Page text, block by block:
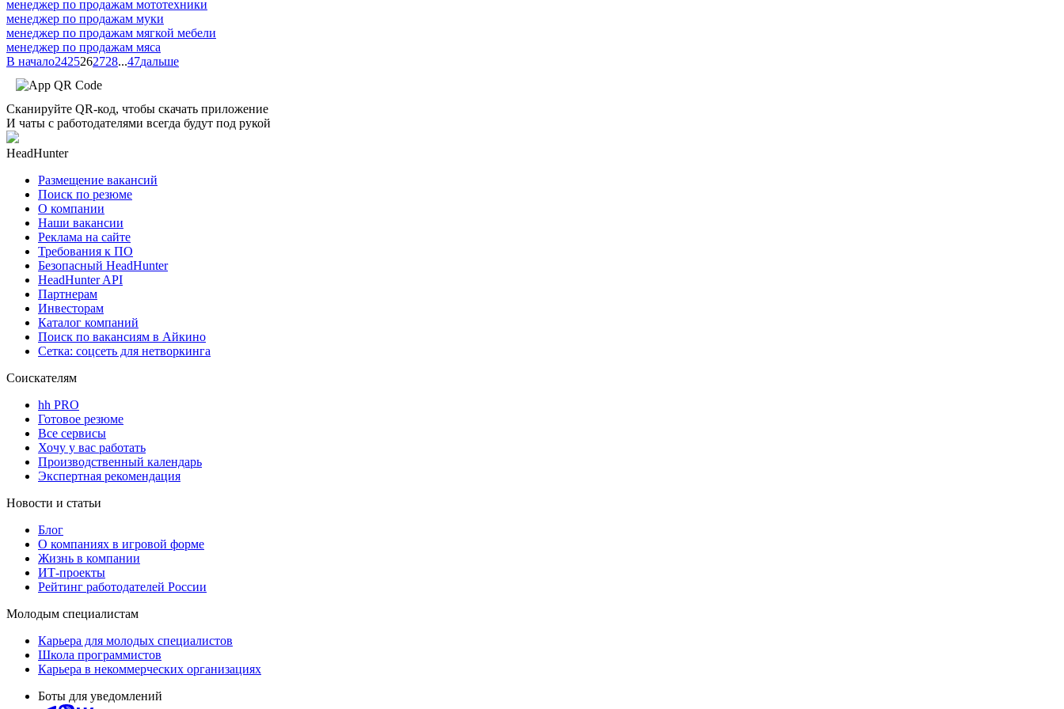
менеджер по продажам мототехники
менеджер по продажам муки
менеджер по продажам мягкой мебели
менеджер по продажам мяса
В начало2425262728...47дальше
Сканируйте QR-код, чтобы скачать приложение
И чаты с работодателями всегда будут под рукой
HeadHunter
Размещение вакансий
Поиск по резюме
О компании
Наши вакансии
Реклама на сайте
Требования к ПО
Безопасный HeadHunter
HeadHunter API
Партнерам
Инвесторам
Каталог компаний
Поиск по вакансиям в Айкино
Сетка: соцсеть для нетворкинга
Соискателям
hh PRO
Готовое резюме
Все сервисы
Хочу у вас работать
Производственный календарь
Экспертная рекомендация
Новости и статьи
Блог
О компаниях в игровой форме
Жизнь в компании
ИТ-проекты
Рейтинг работодателей России
Молодым специалистам
Карьера для молодых специалистов
Школа программистов
Карьера в некоммерческих организациях
Боты для уведомлений